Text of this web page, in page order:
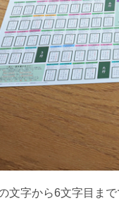
文字から6文字目ま